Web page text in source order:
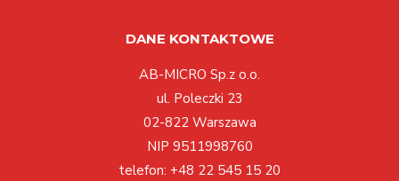
DANE KONTAKTOWE
AB-MICRO Sp.z o.o.
ul. Poleczki 23
02-822 Warszawa
NIP 9511998760
telefon: +48 22 545 15 20